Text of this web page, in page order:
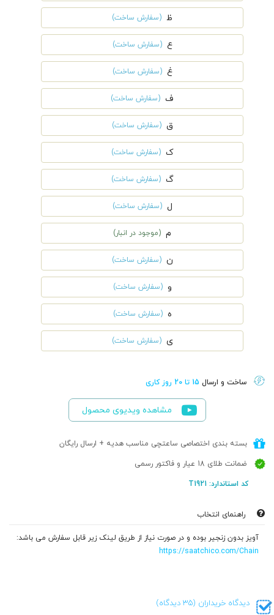
ظ (سفارش ساخت)
ع (سفارش ساخت)
غ (سفارش ساخت)
ف (سفارش ساخت)
ق (سفارش ساخت)
ک (سفارش ساخت)
گ (سفارش ساخت)
ل (سفارش ساخت)
م (موجود در انبار)
ن (سفارش ساخت)
و (سفارش ساخت)
ه (سفارش ساخت)
ی (سفارش ساخت)
ساخت و ارسال 15 تا 20 روز کاری
مشاهده ویدیوی محصول
بسته بندی اختصاصی ساعتچی مناسب هدیه + ارسال رایگان
ضمانت طلای 18 عیار و فاکتور رسمی
کد استاندارد: T1921
راهنمای انتخاب
آویز بدون زنجیر بوده و در صورت نیاز از طریق لینک زیر قابل سفارش می باشد:
https://saatchico.com/Chain
دیدگاه خریداران (35 دیدگاه)